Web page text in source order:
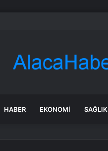
Güreşçi Ankara’da Mindere Çıktı
HABER EKONOMI SAĞLIK